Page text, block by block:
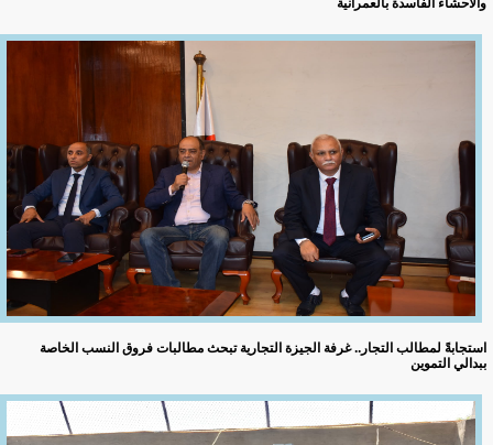
والأحشاء الفاسدة بالعمرانية
استجابةً لمطالب التجار.. غرفة الجيزة التجارية تبحث مطالبات فروق النسب الخاصة
ببدالي التموين